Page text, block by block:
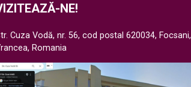
NE!
Cuza Vodă, nr. 56, cod postal 620034, Focsani,
Romania